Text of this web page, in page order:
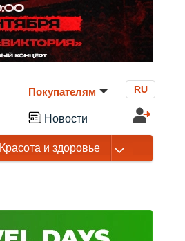
Покупателям
Новости
RU
Красота и здоровье